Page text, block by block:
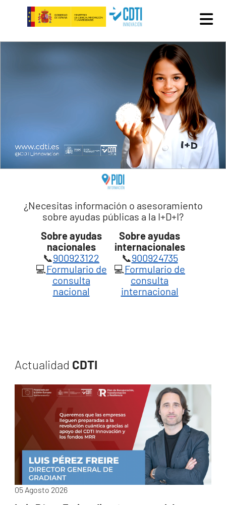
Pasar al contenido principal
¿Necesitas información o asesoramiento
sobre ayudas públicas a la I+D+I?
Sobre ayudas
nacionales
Sobre ayudas
internacionales
📞900923122 📞900924735
💻Formulario de
consulta
nacional
💻Formulario de
consulta
internacional
Actualidad CDTI
05 Agosto 2026